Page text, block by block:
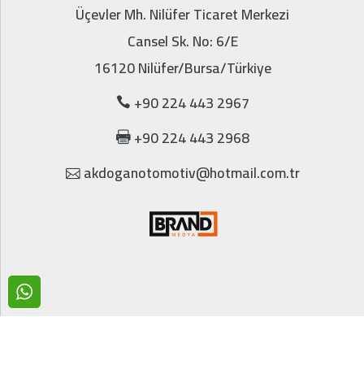
Üçevler Mh. Nilüfer Ticaret Merkezi
Cansel Sk. No: 6/E
16120 Nilüfer/Bursa/Türkiye
+90 224 443 2967
+90 224 443 2968
akdoganotomotiv@hotmail.com.tr